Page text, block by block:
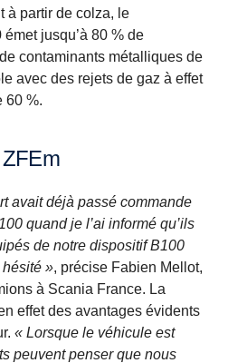
à partir de colza, le
jusqu’à 80 % de
contaminants métalliques de
avec des rejets de gaz à effet
60 %.
ZFEm
avait déjà passé commande
quand je l’ai informé qu’ils
de notre dispositif B100
hésité », précise Fabien Mellot,
à Scania France. La
effet des avantages évidents
« Lorsque le véhicule est
peuvent penser que nous